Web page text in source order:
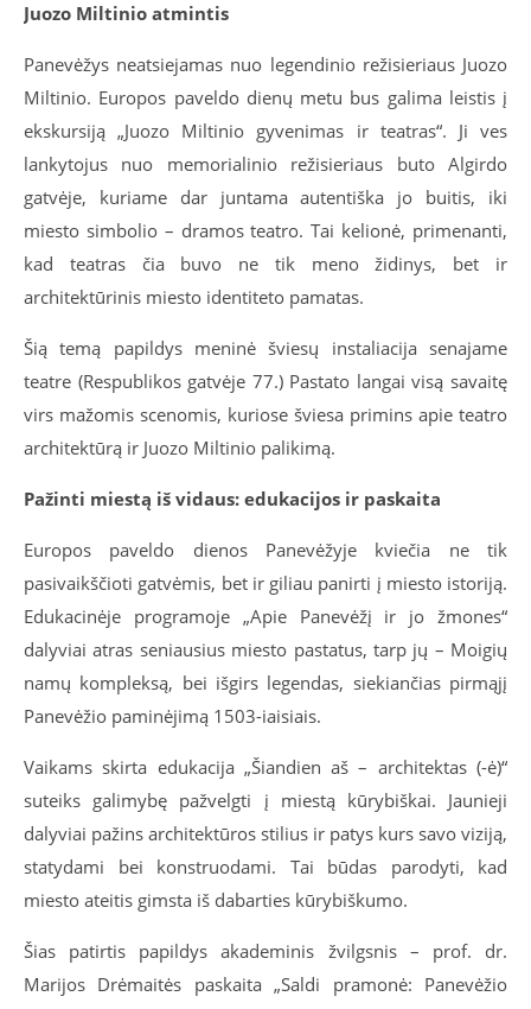
Juozo Miltinio atmintis
Panevėžys neatsiejamas nuo legendinio režisieriaus Juozo
Miltinio. Europos paveldo dienų metu bus galima leistis į
ekskursiją „Juozo Miltinio gyvenimas ir teatras“. Ji ves
lankytojus nuo memorialinio režisieriaus buto Algirdo
gatvėje, kuriame dar juntama autentiška jo buitis, iki
miesto simbolio – dramos teatro. Tai kelionė, primenanti,
kad teatras čia buvo ne tik meno židinys, bet ir
architektūrinis miesto identiteto pamatas.
Šią temą papildys meninė šviesų instaliacija senajame
teatre (Respublikos gatvėje 77.) Pastato langai visą savaitę
virs mažomis scenomis, kuriose šviesa primins apie teatro
architektūrą ir Juozo Miltinio palikimą.
Pažinti miestą iš vidaus: edukacijos ir paskaita
Europos paveldo dienos Panevėžyje kviečia ne tik
pasivaikščioti gatvėmis, bet ir giliau panirti į miesto istoriją.
Edukacinėje programoje „Apie Panevėžį ir jo žmones“
dalyviai atras seniausius miesto pastatus, tarp jų – Moigių
namų kompleksą, bei išgirs legendas, siekiančias pirmąjį
Panevėžio paminėjimą 1503-iaisiais.
Vaikams skirta edukacija „Šiandien aš – architektas (-ė)“
suteiks galimybę pažvelgti į miestą kūrybiškai. Jaunieji
dalyviai pažins architektūros stilius ir patys kurs savo viziją,
statydami bei konstruodami. Tai būdas parodyti, kad
miesto ateitis gimsta iš dabarties kūrybiškumo.
Šias patirtis papildys akademinis žvilgsnis – prof. dr.
Marijos Drėmaitės paskaita „Saldi pramonė: Panevėžio